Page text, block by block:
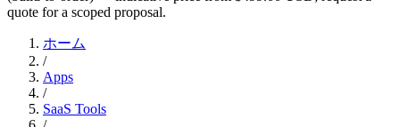
quote for a scoped proposal.
ホーム
/
Apps
/
SaaS Tools